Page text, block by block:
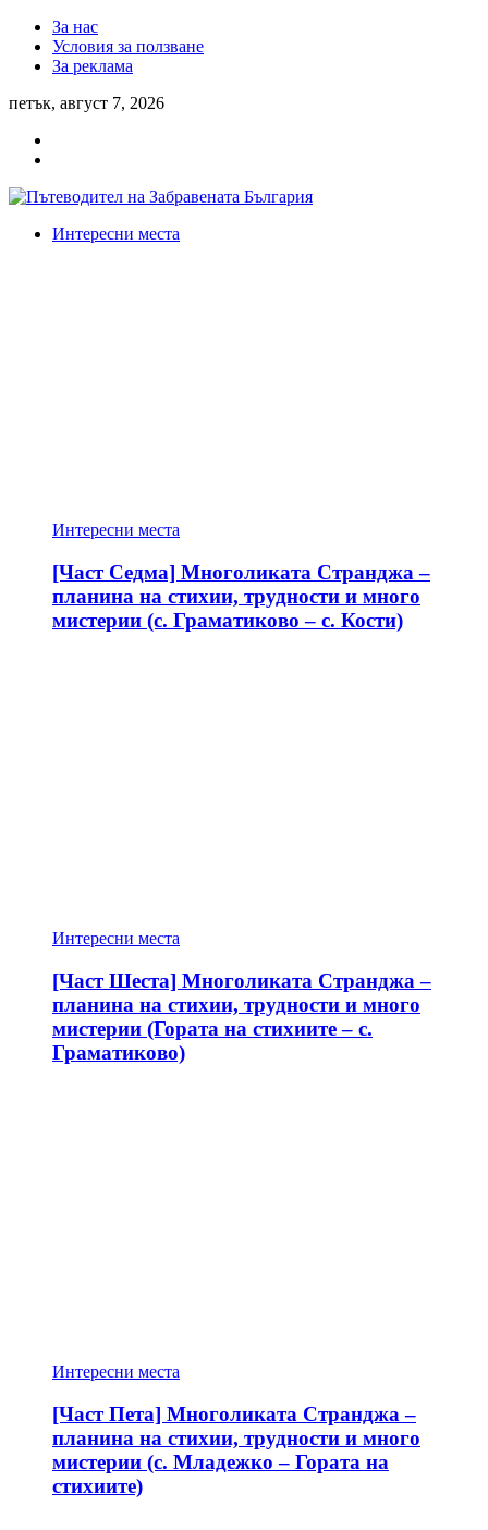
За нас
Условия за ползване
За реклама
петък, август 7, 2026
Интересни места
Интересни места
[Част Седма] Многоликата Странджа –
планина на стихии, трудности и много
мистерии (с. Граматиково – с. Кости)
Интересни места
[Част Шеста] Многоликата Странджа –
планина на стихии, трудности и много
мистерии (Гората на стихиите – с.
Граматиково)
Интересни места
[Част Пета] Многоликата Странджа –
планина на стихии, трудности и много
мистерии (с. Младежко – Гората на
стихиите)